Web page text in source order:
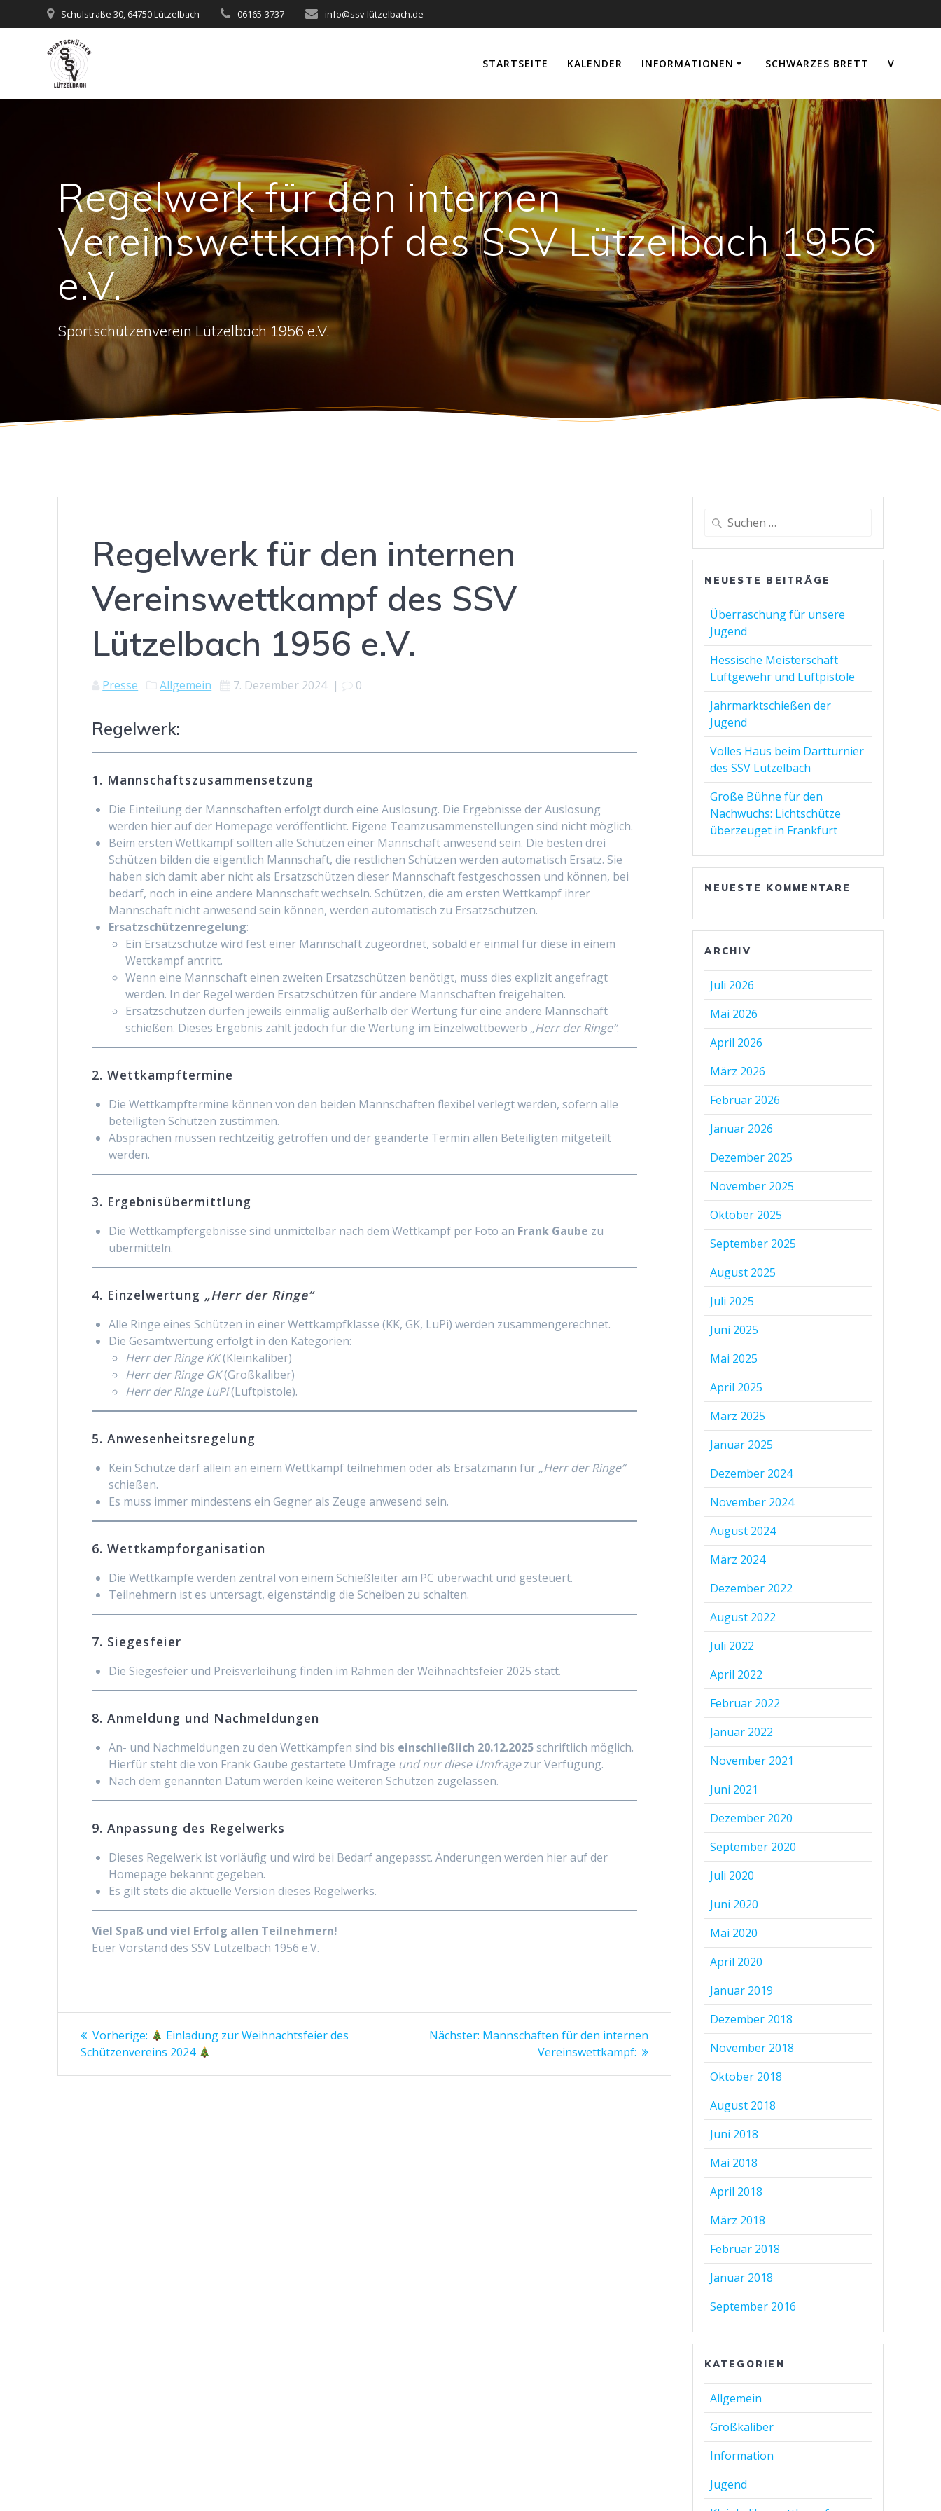
Inhalt
Schulstraße 30, 64750 Lützelbach 06165-3737 info@ssv-lützelbach.de
STARTSEITE KALENDER INFORMATIONEN SCHWARZES BRETT V
Regelwerk für den internen
Vereinswettkampf des SSV Lützelbach 1956
e.V.
Sportschützenverein Lützelbach 1956 e.V.
Regelwerk für den internen
Vereinswettkampf des SSV
Lützelbach 1956 e.V.
Presse Allgemein 7. Dezember 2024| 0
Regelwerk:
1. Mannschaftszusammensetzung
Die Einteilung der Mannschaften erfolgt durch eine Auslosung. Die Ergebnisse der Auslosung
werden hier auf der Homepage veröffentlicht. Eigene Teamzusammenstellungen sind nicht möglich.
Beim ersten Wettkampf sollten alle Schützen einer Mannschaft anwesend sein. Die besten drei
Schützen bilden die eigentlich Mannschaft, die restlichen Schützen werden automatisch Ersatz. Sie
haben sich damit aber nicht als Ersatzschützen dieser Mannschaft festgeschossen und können, bei
bedarf, noch in eine andere Mannschaft wechseln. Schützen, die am ersten Wettkampf ihrer
Mannschaft nicht anwesend sein können, werden automatisch zu Ersatzschützen.
Ersatzschützenregelung:
Ein Ersatzschütze wird fest einer Mannschaft zugeordnet, sobald er einmal für diese in einem
Wettkampf antritt.
Wenn eine Mannschaft einen zweiten Ersatzschützen benötigt, muss dies explizit angefragt
werden. In der Regel werden Ersatzschützen für andere Mannschaften freigehalten.
Ersatzschützen dürfen jeweils einmalig außerhalb der Wertung für eine andere Mannschaft
schießen. Dieses Ergebnis zählt jedoch für die Wertung im Einzelwettbewerb „Herr der Ringe“.
2. Wettkampftermine
Die Wettkampftermine können von den beiden Mannschaften flexibel verlegt werden, sofern alle
beteiligten Schützen zustimmen.
Absprachen müssen rechtzeitig getroffen und der geänderte Termin allen Beteiligten mitgeteilt
werden.
3. Ergebnisübermittlung
Die Wettkampfergebnisse sind unmittelbar nach dem Wettkampf per Foto an Frank Gaube zu
übermitteln.
4. Einzelwertung „Herr der Ringe“
Alle Ringe eines Schützen in einer Wettkampfklasse (KK, GK, LuPi) werden zusammengerechnet.
Die Gesamtwertung erfolgt in den Kategorien:
Herr der Ringe KK(Kleinkaliber)
Herr der Ringe GK(Großkaliber)
Herr der Ringe LuPi(Luftpistole).
5. Anwesenheitsregelung
Kein Schütze darf allein an einem Wettkampf teilnehmen oder als Ersatzmann für „Herr der Ringe“
schießen.
Es muss immer mindestens ein Gegner als Zeuge anwesend sein.
6. Wettkampforganisation
Die Wettkämpfe werden zentral von einem Schießleiter am PC überwacht und gesteuert.
Teilnehmern ist es untersagt, eigenständig die Scheiben zu schalten.
7. Siegesfeier
Die Siegesfeier und Preisverleihung finden im Rahmen der Weihnachtsfeier 2025 statt.
8. Anmeldung und Nachmeldungen
An- und Nachmeldungen zu den Wettkämpfen sind bis einschließlich 20.12.2025schriftlich möglich.
Hierfür steht die von Frank Gaube gestartete Umfrage und nur diese Umfragezur Verfügung.
Nach dem genannten Datum werden keine weiteren Schützen zugelassen.
9. Anpassung des Regelwerks
Dieses Regelwerk ist vorläufig und wird bei Bedarf angepasst. Änderungen werden hier auf der
Homepage bekannt gegeben.
Es gilt stets die aktuelle Version dieses Regelwerks.
Viel Spaß und viel Erfolg allen Teilnehmern!
Euer Vorstand des SSV Lützelbach 1956 e.V.
Beitragsnavigation
Vorherige: Vorheriger
Beitrag:
Einladung zur Weihnachtsfeier des
Schützenvereins 2024
Nächster: Nächster
Mannschaften für den internen
Vereinswettkampf:
Suchen
NEUESTE BEITRÄGE
Überraschung für unsere
Jugend
Hessische Meisterschaft
Luftgewehr und Luftpistole
Jahrmarktschießen der
Jugend
Volles Haus beim Dartturnier
des SSV Lützelbach
Große Bühne für den
Nachwuchs: Lichtschütze
überzeuget in Frankfurt
NEUESTE KOMMENTARE
ARCHIV
Juli 2026
Mai 2026
April 2026
März 2026
Februar 2026
Januar 2026
Dezember 2025
November 2025
Oktober 2025
September 2025
August 2025
Juli 2025
Juni 2025
Mai 2025
April 2025
März 2025
Januar 2025
Dezember 2024
November 2024
August 2024
März 2024
Dezember 2022
August 2022
Juli 2022
April 2022
Februar 2022
Januar 2022
November 2021
Juni 2021
Dezember 2020
September 2020
Juli 2020
Juni 2020
Mai 2020
April 2020
Januar 2019
Dezember 2018
November 2018
Oktober 2018
August 2018
Juni 2018
Mai 2018
April 2018
März 2018
Februar 2018
Januar 2018
September 2016
KATEGORIEN
Allgemein
Großkaliber
Information
Jugend